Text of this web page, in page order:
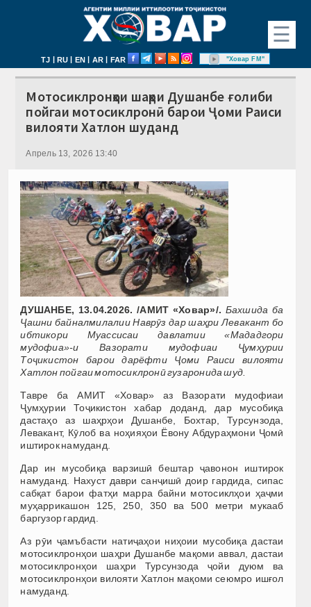
☰
TJ | RU | EN | AR | FAR "Ховар FM"
Мотосиклронҳои шаҳри Душанбе ғолиби
пойгаи мотосиклронӣ барои Ҷоми Раиси
вилояти Хатлон шуданд
Апрель 13, 2026 13:40
ДУШАНБЕ, 13.04.2026. /АМИТ «Ховар»/. Бахшида ба
Ҷашни байналмилалии Наврӯз дар шаҳри Левакант бо
ибтикори Муассисаи давлатии «Мададгори
мудофиа»-и Вазорати мудофиаи Ҷумҳурии
Тоҷикистон барои дарёфти Ҷоми Раиси вилояти
Хатлон пойгаи мотосиклронӣ гузаронида шуд.
Тавре ба АМИТ «Ховар» аз Вазорати мудофиаи
Ҷумҳурии Тоҷикистон хабар доданд, дар мусобиқа
дастаҳо аз шаҳрҳои Душанбе, Бохтар, Турсунзода,
Левакант, Кӯлоб ва ноҳияҳои Ёвону Абдураҳмони Ҷомӣ
иштирок намуданд.
Дар ин мусобиқа варзишӣ бештар ҷавонон иштирок
намуданд. Нахуст даври санҷишӣ доир гардида, сипас
сабқат барои фатҳи марра байни мотосиклҳои ҳаҷми
муҳаррикашон 125, 250, 350 ва 500 метри мукааб
баргузор гардид.
Аз рӯи ҷамъбасти натиҷаҳои ниҳоии мусобиқа дастаи
мотосиклронҳои шаҳри Душанбе мақоми аввал, дастаи
мотосиклронҳои шаҳри Турсунзода ҷойи дуюм ва
мотосиклронҳои вилояти Хатлон мақоми сеюмро ишғол
намуданд.